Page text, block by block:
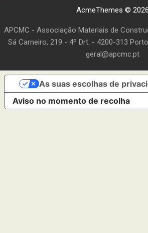
AcmeThemes © 2026
APCMC - Associação Materiais de
Sá Carneiro, 219 - 4º Drt. - 4200-313
geral@apcmc.pt
Aviso no momento de recolha
As suas escolhas de